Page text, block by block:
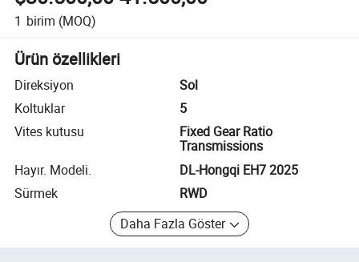
1 birim (MOQ)
Ürün özellikleri
Direksiyon
Sol
Koltuklar
5
Vites kutusu
Fixed Gear Ratio
Transmissions
Hayır. Modeli.
DL-Hongqi EH7 2025
Sürmek
RWD
Daha Fazla Göster